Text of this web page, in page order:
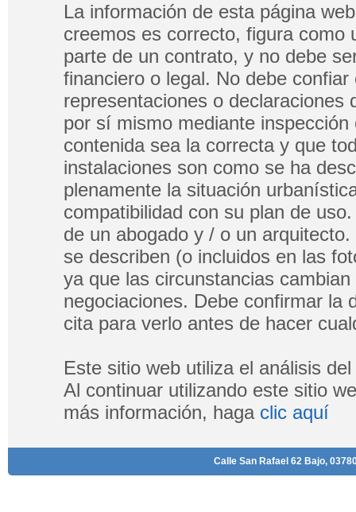
La información de esta página
creemos es correcto, figura como
parte de un contrato, y no debe
financiero o legal. No debe
representaciones o
por sí mismo mediante
contenida sea la correcta y que
instalaciones son como se ha
plenamente la situación
compatibilidad con su plan de
de un abogado y / o un
se describen (o incluidos en las
ya que las circunstancias
negociaciones. Debe confirmar la
cita para verlo antes de hacer
Este sitio web utiliza el análisis
Al continuar utilizando este sitio
más información, haga clic aquí
Calle San Rafael 62 Bajo,